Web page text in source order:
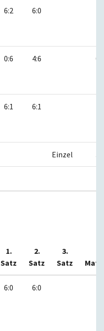
6:2 6:0
0:6 4:6
6:1 6:1
Einzel
1.
Satz
2.
Satz
3.
Satz
6:0 6:0